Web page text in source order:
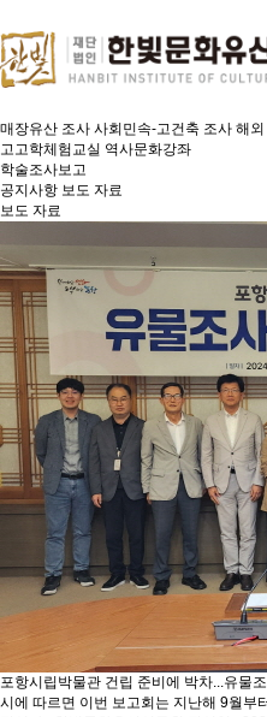
소식
연구원 소개 조사연구 활동 교육·체험 한
보도 자료
매장유산 조사 사회민속-고건축 조사 해
고고학체험교실 역사문화강좌
학술조사보고
공지사항 보도 자료
보도 자료
포항시립박물관 건립 준비에 박차...유물
시에 따르면 이번 보고회는 지난해 9월부